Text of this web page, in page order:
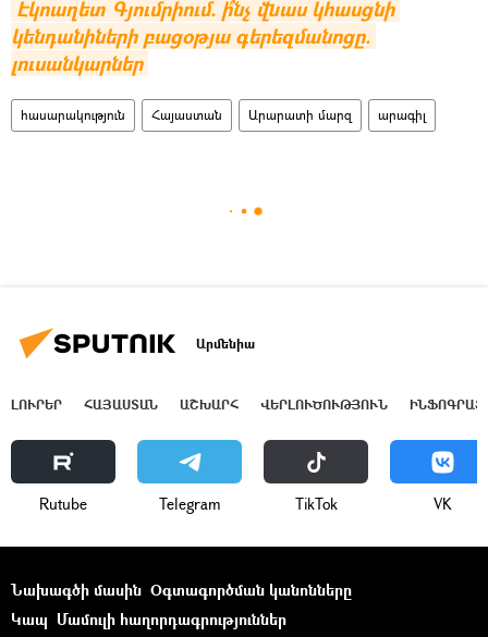
Էկոաղետ Գյումրիում. ի՞նչ վնաս կհասցնի
կենդանիների բացօթյա գերեզմանոցը.
լուսանկարներ
հասարակություն Հայաստան Արարատի մարզ արագիլ
Արմենիա
ԼՈՒՐԵՐ ՀԱՅԱՍՏԱՆ ԱՇԽԱՐՀ ՎԵՐԼՈՒԾՈՒԹՅՈՒՆ
Rutube Telegram ТikТоk VK
Նախագծի մասին Օգտագործման կանոնները
Կապ Մամուլի հաղորդագրություններ